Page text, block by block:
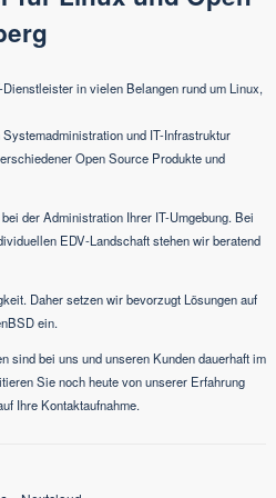
in vielen Belangen rund um Linux,
Systemadministration und IT-Infrastruktur
Open Source Produkte und
der Administration Ihrer IT-Umgebung. Bei
EDV-Landschaft stehen wir beratend
Daher setzen wir bevorzugt Lösungen auf
ein.
sind bei uns und unseren Kunden dauerhaft im
Sie noch heute von unserer Erfahrung
IhreKontaktaufnahme.